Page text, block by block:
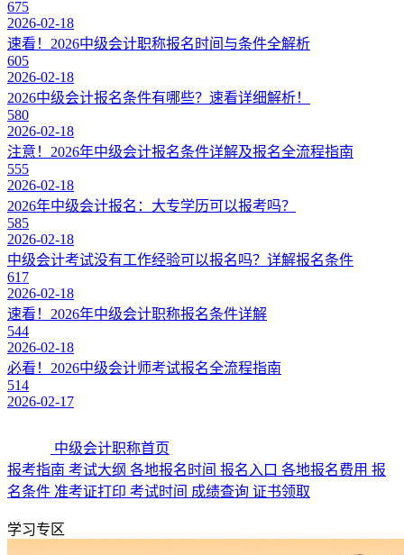
675
2026-02-18
速看！2026中级会计职称报名时间与条件全解析
605
2026-02-18
2026中级会计报名条件有哪些？速看详细解析！
580
2026-02-18
注意！2026年中级会计报名条件详解及报名全流程指南
555
2026-02-18
2026年中级会计报名：大专学历可以报考吗？
585
2026-02-18
中级会计考试没有工作经验可以报名吗？详解报名条件
617
2026-02-18
速看！2026年中级会计职称报名条件详解
544
2026-02-18
必看！2026中级会计师考试报名全流程指南
514
2026-02-17
中级会计职称首页
报考指南 考试大纲 各地报名时间 报名入口 各地报名费用 报
名条件 准考证打印 考试时间 成绩查询 证书领取
学习专区